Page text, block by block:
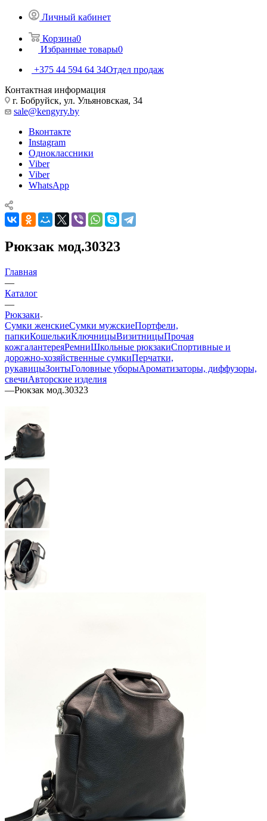
Личный кабинет
Корзина0
Избранные товары0
+375 44 594 64 34Отдел продаж
Контактная информация
г. Бобруйск, ул. Ульяновская, 34
sale@kengyry.by
Вконтакте
Instagram
Одноклассники
Viber
Viber
WhatsApp
Рюкзак мод.30323
Главная
—
Каталог
—
Рюкзаки
Сумки женскиеСумки мужскиеПортфели,
папкиКошелькиКлючницыВизитницыПрочая
кожгалантереяРемниШкольные рюкзакиСпортивные и
дорожно-хозяйственные сумкиПерчатки,
рукавицыЗонтыГоловные уборыАроматизаторы, диффузоры,
свечиАвторские изделия
—Рюкзак мод.30323